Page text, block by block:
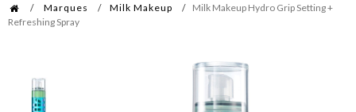
Marques Milk Makeup
Milk Makeup Hydro Grip Setting +
Refreshing Spray